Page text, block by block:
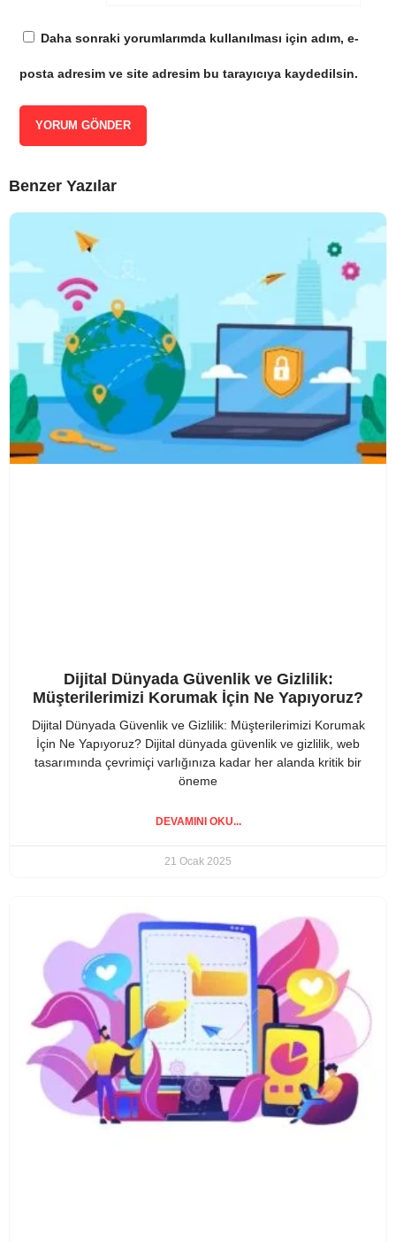
Daha sonraki yorumlarımda kullanılması için adım, e-
posta adresim ve site adresim bu tarayıcıya kaydedilsin.
Benzer Yazılar
Dijital Dünyada Güvenlik ve Gizlilik:
Müşterilerimizi Korumak İçin Ne Yapıyoruz?
Dijital Dünyada Güvenlik ve Gizlilik: Müşterilerimizi Korumak
İçin Ne Yapıyoruz? Dijital dünyada güvenlik ve gizlilik, web
tasarımında çevrimiçi varlığınıza kadar her alanda kritik bir
öneme
DEVAMINI OKU...
21 Ocak 2025